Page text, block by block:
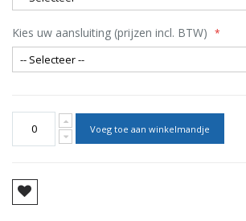
Kies uw aansluiting (prijzen incl. BTW)
Voeg toe aan winkelmandje